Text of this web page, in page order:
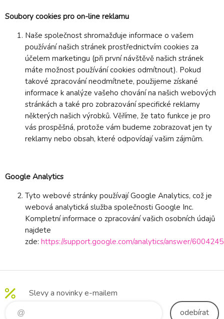
Soubory cookies pro on-line reklamu
Naše společnost shromažďuje informace o vašem
používání našich stránek prostřednictvím cookies za
účelem marketingu (při první návštěvě našich stránek
máte možnost používání cookies odmítnout). Pokud
takové zpracování neodmítnete, použijeme získané
informace k analýze vašeho chování na našich webových
stránkách a také pro zobrazování specifické reklamy
některých našich výrobků. Věříme, že tato funkce je pro
vás prospěšná, protože vám budeme zobrazovat jen ty
reklamy nebo obsah, které odpovídají vašim zájmům.
Google Analytics
Tyto webové stránky používají Google Analytics, což je
webová analytická služba společnosti Google Inc.
Kompletní informace o zpracování vašich osobních údajů
najdete
zde: https://support.google.com/analytics/answer/6004245
Slevy a novinky e-mailem
odebírat